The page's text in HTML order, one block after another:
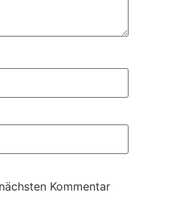
Kommentar